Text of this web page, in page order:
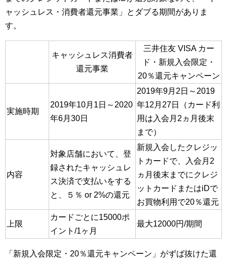
ャッシュレス・消費者還元事業」とダブる期間がありま
す。
キャッシュレス消費者
還元事業
三井住友 VISA カー
ド・新規入会限定・
20％還元キャンペーン
実施時期
2019年10月1日～2020
年6月30日
2019年9月2日～2019
年12月27日（カード利
用は入会月2ヵ月後末
まで）
内容
対象店舗において、登
録されたキャッシュレ
ス決済で支払いをする
と、５％ or 2%の還元
新規入会したクレジッ
トカードで、入会月2
ヵ月後末までにクレジ
ットカードまたはiDで
お買物利用で20％還元
上限
カードごとに15000ポ
イント/1ヶ月
最大12000円/期間
「新規入会限定・20％還元キャンペーン」がずば抜けた還